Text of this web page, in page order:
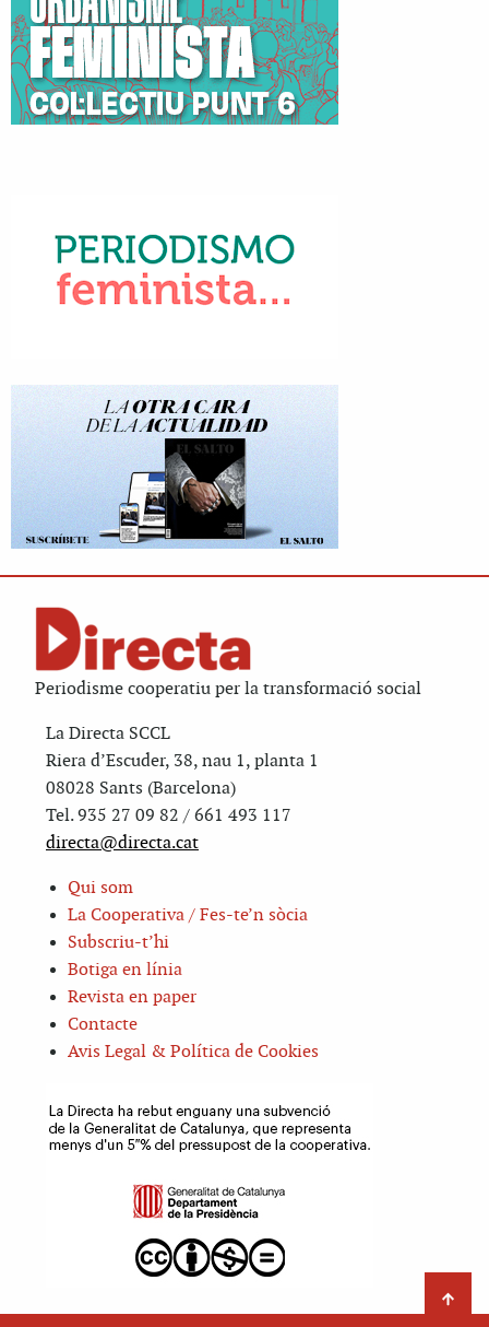
Periodisme cooperatiu per la transformació social
La Directa SCCL
Riera d’Escuder, 38, nau 1, planta 1
08028 Sants (Barcelona)
Tel. 935 27 09 82 / 661 493 117
directa@directa.cat
Qui som
La Cooperativa / Fes-te’n sòcia
Subscriu-t’hi
Botiga en línia
Revista en paper
Contacte
Avis Legal & Política de Cookies